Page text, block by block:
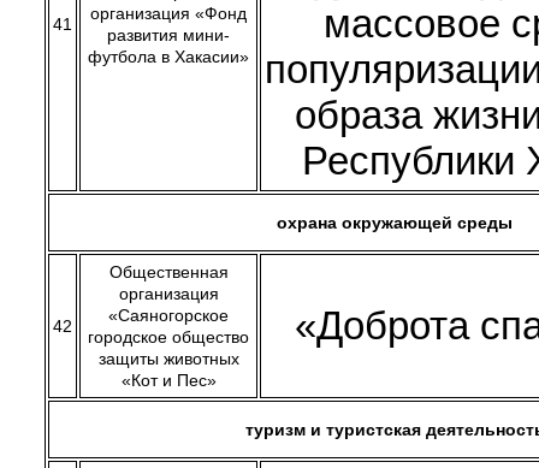
41
организация «Фонд
развития мини-
футбола в Хакасии»
массовое
образа
Республики
охрана окружающей среды
42
Общественная
организация
«Саяногорское
городское общество
защиты животных
«Кот и Пес»
«Доброта
туризм и туристская